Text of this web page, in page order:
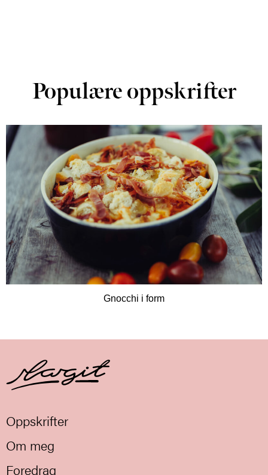
Populære oppskrifter
Gnocchi i form
Oppskrifter
Om meg
Foredrag